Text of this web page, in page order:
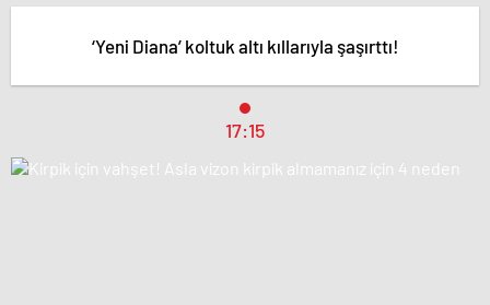
‘Yeni Diana’ koltuk altı kıllarıyla şaşırttı!
17:15